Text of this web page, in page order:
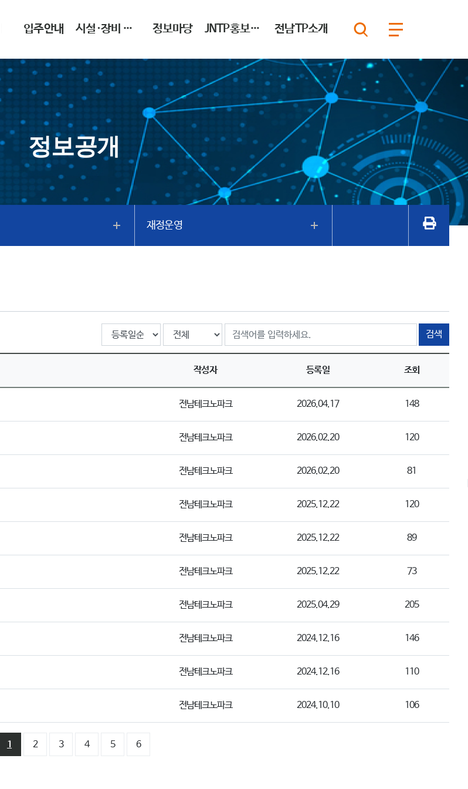
입주안내 시설·장비 이용안내 정보마당 JNTP홍보마당 전남TP소개
정보공개
재정운영
검색
작성자 등록일 조회
전남테크노파크 2026.04.17 148
전남테크노파크 2026.02.20 120
전남테크노파크 2026.02.20 81
전남테크노파크 2025.12.22 120
전남테크노파크 2025.12.22 89
전남테크노파크 2025.12.22 73
전남테크노파크 2025.04.29 205
전남테크노파크 2024.12.16 146
전남테크노파크 2024.12.16 110
전남테크노파크 2024.10.10 106
1 2 3 4 5 6